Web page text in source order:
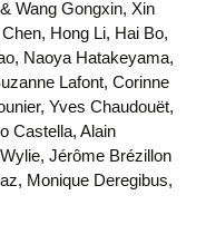
Wang Gongxin, Xin
Hong Li, Hai Bo,
Naoya Hatakeyama,
Lafont, Corinne
Yves Chaudouët,
Castella, Alain
Jérôme Brézillon
Monique Deregibus,